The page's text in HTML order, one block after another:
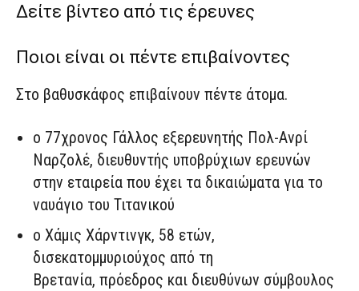
Δείτε βίντεο από τις έρευνες
Ποιοι είναι οι πέντε επιβαίνοντες
Στο βαθυσκάφος επιβαίνουν πέντε άτομα.
ο 77χρονος Γάλλος εξερευνητής Πολ-Ανρί
Ναρζολέ, διευθυντής υποβρύχιων ερευνών
στην εταιρεία που έχει τα δικαιώματα για το
ναυάγιο του Τιτανικού
o Χάμις Χάρντινγκ, 58 ετών,
δισεκατομμυριούχος από τη
Βρετανία, πρόεδρος και διευθύνων σύμβουλος